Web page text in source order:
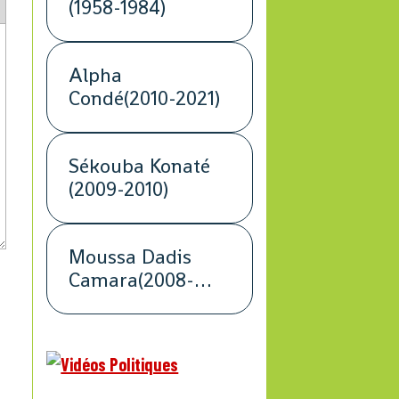
(1958-1984)
Alpha
Condé(2010-2021)
Sékouba Konaté
(2009-2010)
Moussa Dadis
Camara(2008-